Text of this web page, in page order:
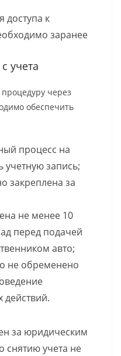
доступа к
заранее
учета
через
обеспечить
процесс на
учетную запись;
закреплена за
не менее 10
перед подачей
авто;
не обременено
за юридическим
снятию учета не